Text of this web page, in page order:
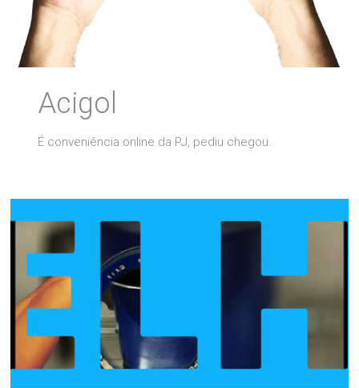
Acigol
É conveniência online da PJ, pediu chegou.